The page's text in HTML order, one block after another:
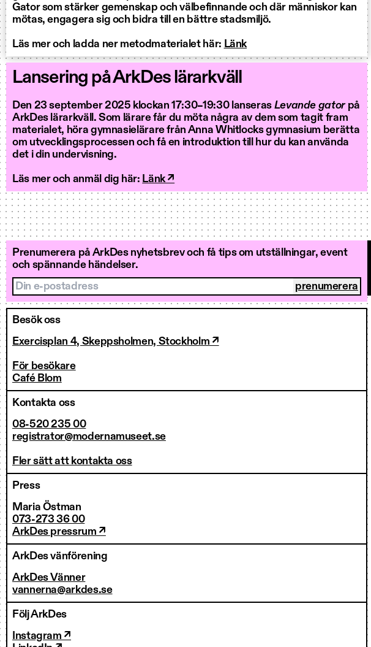
Gator som stärker gemenskap och välbefinnande och där människor kan
mötas, engagera sig och bidra till en bättre stadsmiljö.
Läs mer och ladda ner metodmaterialet här: Länk
Lansering på ArkDes lärarkväll
Den 23 september 2025 klockan 17:30–19:30 lanseras Levande gatorpå
ArkDes lärarkväll. Som lärare får du möta några av dem som tagit fram
materialet, höra gymnasielärare från Anna Whitlocks gymnasium berätta
om utvecklingsprocessen och få en introduktion till hur du kan använda
det i din undervisning.
Läs mer och anmäl dig här: Länk ↗
Prenumerera på ArkDes nyhetsbrev och få tips om utställningar, event
och spännande händelser.
Din e-postadress
Besök oss
Exercisplan 4, Skeppsholmen, Stockholm ↗
För besökare
Café Blom
Kontakta oss
08-520 235 00
registrator@modernamuseet.se
Fler sätt att kontakta oss
Press
Maria Östman
073-273 36 00
ArkDes pressrum ↗
ArkDes vänförening
ArkDes Vänner
vannerna@arkdes.se
Följ ArkDes
Instagram ↗